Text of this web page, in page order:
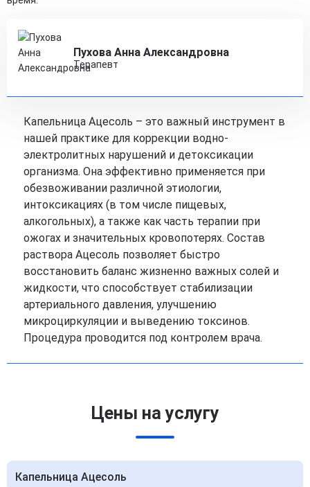
Пухова Анна Александровна
Терапевт
Капельница Ацесоль – это важный инструмент в
нашей практике для коррекции водно-
электролитных нарушений и детоксикации
организма. Она эффективно применяется при
обезвоживании различной этиологии,
интоксикациях (в том числе пищевых,
алкогольных), а также как часть терапии при
ожогах и значительных кровопотерях. Состав
раствора Ацесоль позволяет быстро
восстановить баланс жизненно важных солей и
жидкости, что способствует стабилизации
артериального давления, улучшению
микроциркуляции и выведению токсинов.
Процедура проводится под контролем врача.
Цены на услугу
Капельница Ацесоль